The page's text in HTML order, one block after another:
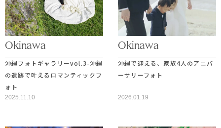
Okinawa
沖縄フォトギャラリーvol.3-沖縄
の遺跡で叶えるロマンティックフ
ォト
2025.11.10
Okinawa
沖縄で迎える、家族4人のアニバ
ーサリーフォト
2026.01.19